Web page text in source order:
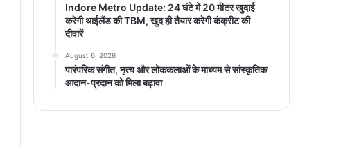
Indore Metro Update: 24 घंटे में 20 मीटर खुदाई
करेगी थाईलैंड की TBM, खुद ही तैयार करेगी कंक्रीट की
दीवारें
August 6, 2026
पारंपरिक संगीत, नृत्य और लोककलाओं के माध्यम से सांस्कृतिक
आदान-प्रदान को मिला बढ़ावा